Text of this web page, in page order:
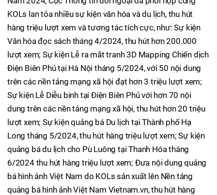
KOLs lan tỏa nhiều sự kiện văn hóa và du lịch, thu hút
hàng triệu lượt xem và tương tác tích cực, như: Sự kiện
Văn hóa đọc sách tháng 4/2024, thu hút hơn 200.000
lượt xem; Sự kiện Lễ ra mắt tranh 3D Mapping Chiến dịch
Điện Biên Phủ tại Hà Nội tháng 5/2024, với 50 nội dung
trên các nền tảng mạng xã hội đạt hơn 3 triệu lượt xem;
Sự kiện Lễ Diễu binh tại Điện Biên Phủ với hơn 70 nội
dung trên các nền tảng mạng xã hội, thu hút hơn 20 triệu
lượt xem; Sự kiện quảng bá Du lịch tại Thành phố Hạ
Long tháng 5/2024, thu hút hàng triệu lượt xem; Sự kiện
quảng bá du lịch cho Pù Luông tại Thanh Hóa tháng
6/2024 thu hút hàng triệu lượt xem; Đưa nội dung quảng
bá hình ảnh Việt Nam do KOLs sản xuất lên Nền tảng
quảng bá hình ảnh Việt Nam Vietnam.vn, thu hút hàng